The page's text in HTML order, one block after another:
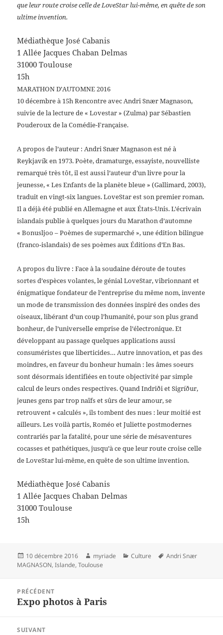
que leur route croise celle de LoveStar lui-même, en quête de son
ultime invention.
Médiathèque José Cabanis
1 Allée Jacques Chaban Delmas
31000 Toulouse
15h
MARATHON D’AUTOMNE 2016
10 décembre à 15h Rencontre avec Andri Snær Magnason,
suivie de la lecture de « Lovestar » (Zulma) par Sébastien
Pouderoux de la Comédie-Française.
A propos de l’auteur : Andri Snær Magnason est né à
Reykjavík en 1973. Poète, dramaturge, essayiste, nouvelliste
remarqué très tôt, il est aussi l’auteur d’un livre pour la
jeunesse, « Les Enfants de la planète bleue » (Gallimard, 2003),
traduit en vingt-six langues. LoveStar est son premier roman.
Il a déjà été publié en Allemagne et aux États-Unis. L’écrivain
islandais publie à quelques jours du Marathon d’automne
« Bonusljoo – Poèmes de supermarché », une édition bilingue
(franco-islandais) de ses poèmes aux Éditions d’En Bas.
A propos du livre : Face à la soudaine déroute de toutes
sortes d’espèces volantes, le génial LoveStar, vibrionnant et
énigmatique fondateur de l’entreprise du même nom, invente
un mode de transmission des données inspiré des ondes des
oiseaux, libérant d’un coup l’humanité, pour son plus grand
bonheur, de l’universelle emprise de l’électronique. Et
développant au passage quelques applications aussi
consuméristes que liberticides… Autre innovation, et pas des
moindres, en faveur du bonheur humain : les âmes soeurs
sont désormais identifiées en toute objectivité par simple
calcul de leurs ondes respectives. Quand Indriði et Sigríður,
jeunes gens par trop naïfs et sûrs de leur amour, se
retrouvent « calculés », ils tombent des nues : leur moitié est
ailleurs. Les voilà partis, Roméo et Juliette postmodernes
contrariés par la fatalité, pour une série de mésaventures
cocasses et pathétiques, jusqu’à ce que leur route croise celle
de LoveStar lui-même, en quête de son ultime invention.
Médiathèque José Cabanis
1 Allée Jacques Chaban Delmas
31000 Toulouse
15h
Publié
le
10 décembre 2016 Auteur
myriade Catégories
Culture
Mots-
Andri Snær
MAGNASON,Islande,Toulouse
l’article
PRÉCÉDENT
Article
Expo photos à Paris
SUIVANT